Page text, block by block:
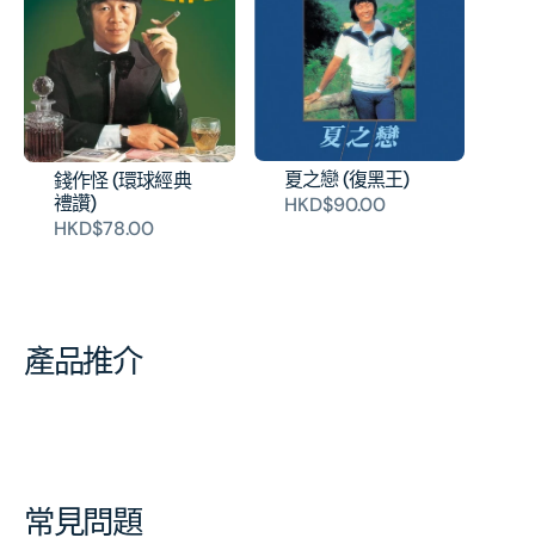
錢作怪 (環球經典
禮讚)
HKD$78.00
夏之戀 (復黑王)
HKD$90.00
產品推介
常見問題